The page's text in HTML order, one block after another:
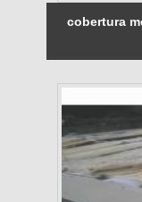
cobertura